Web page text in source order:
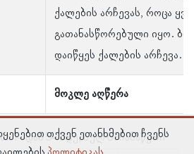
მოკლე აღწერა
ქალების არჩევას, როცა
გათანასწორებული იყო.
დაიწყეს ქალების არჩევა.
1–დან 5–მდე, სულ 61 ჩანაწერი
თქვენ ეთანხმებით ჩვენს